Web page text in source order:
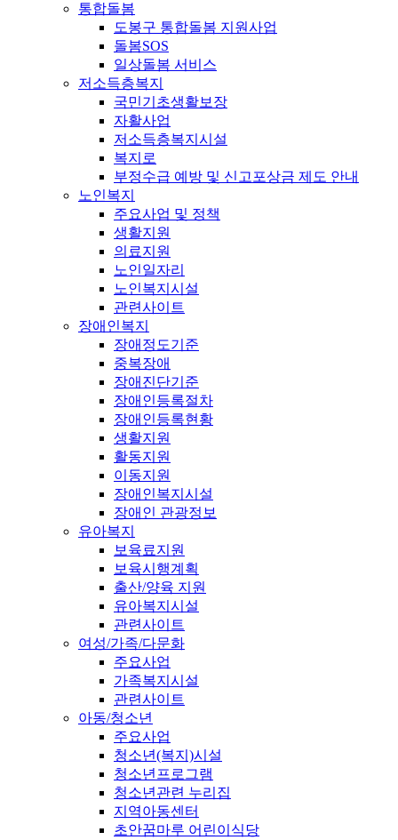
통합돌봄
도봉구 통합돌봄 지원사업
돌봄SOS
일상돌봄 서비스
저소득층복지
국민기초생활보장
자활사업
저소득층복지시설
복지로
부정수급 예방 및 신고포상금 제도 안내
노인복지
주요사업 및 정책
생활지원
의료지원
노인일자리
노인복지시설
관련사이트
장애인복지
장애정도기준
중복장애
장애진단기준
장애인등록절차
장애인등록현황
생활지원
활동지원
이동지원
장애인복지시설
장애인 관광정보
유아복지
보육료지원
보육시행계획
출산/양육 지원
유아복지시설
관련사이트
여성/가족/다문화
주요사업
가족복지시설
관련사이트
아동/청소년
주요사업
청소년(복지)시설
청소년프로그램
청소년관련 누리집
지역아동센터
초안꿈마루 어린이식당